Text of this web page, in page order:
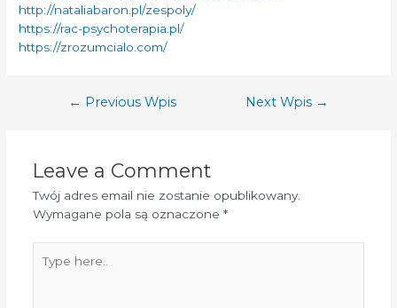
http://nataliabaron.pl/zespoly/
https://rac-psychoterapia.pl/
https://zrozumcialo.com/
Nawigacja
← Previous Wpis Next Wpis →
Leave a Comment
Twój adres email nie zostanie opublikowany.
Wymagane pola są oznaczone *
here..